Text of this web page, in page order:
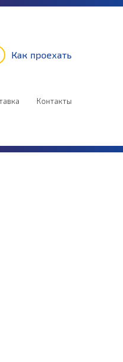
Как проехать
Контакты